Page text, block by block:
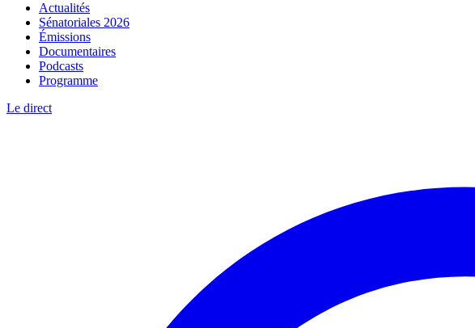
Actualités
Sénatoriales 2026
Émissions
Documentaires
Podcasts
Programme
Le direct